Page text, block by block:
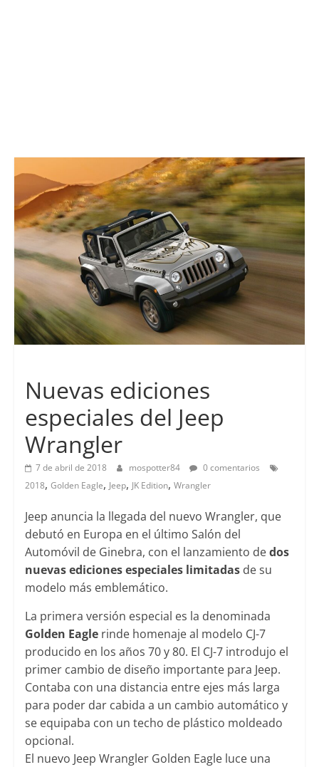
Nuevas ediciones
especiales del Jeep
Wrangler
7 de abril de 2018 mospotter84
0 comentarios
2018, Golden Eagle, Jeep, JK Edition, Wrangler
Jeep anuncia la llegada del nuevo Wrangler, que
debutó en Europa en el último Salón del
Automóvil de Ginebra, con el lanzamiento dedos
nuevas ediciones especiales limitadasde su
modelo más emblemático.
La primera versión especial es la denominada
Golden Eaglerinde homenaje al modelo CJ-7
producido en los años 70 y 80. El CJ-7 introdujo el
primer cambio de diseño importante para Jeep.
Contaba con una distancia entre ejes más larga
para poder dar cabida a un cambio automático y
se equipaba con un techo de plástico moldeado
opcional.
El nuevo Jeep Wrangler Golden Eagle luce una